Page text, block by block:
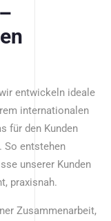
entwickeln ideale
internationalen
für den Kunden
So entstehen
unserer Kunden
praxisnah.
Zusammenarbeit,